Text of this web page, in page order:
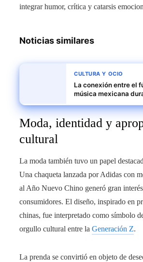
integrar humor, crítica y catarsis
Noticias similares
CULTURA Y OCIO
La conexión entre el
música mexicana
Moda, identidad y
cultural
La moda también tuvo un papel
Una chaqueta lanzada por Adidas con
al Año Nuevo Chino generó gran
consumidores. El diseño, inspirado en
chinas, fue interpretado como símbolo
orgullo cultural entre la Generación Z.
La prenda se convirtió en objeto de